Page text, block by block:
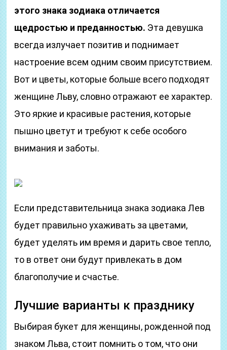
этого знака зодиака отличается
щедростью и преданностью. Эта девушка
всегда излучает позитив и поднимает
настроение всем одним своим присутствием.
Вот и цветы, которые больше всего подходят
женщине Льву, словно отражают ее характер.
Это яркие и красивые растения, которые
пышно цветут и требуют к себе особого
внимания и заботы.
Если представительница знака зодиака Лев
будет правильно ухаживать за цветами,
будет уделять им время и дарить свое тепло,
то в ответ они будут привлекать в дом
благополучие и счастье.
Лучшие варианты к празднику
Выбирая букет для женщины, рожденной под
знаком Льва, стоит помнить о том, что они